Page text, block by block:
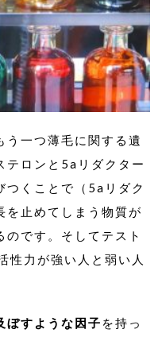
う一つ薄毛に関する遺
テロンと5aリダクター
つくことで（5aリダク
を止めてしまう物質が
です。そしてテスト
性力が強い人と弱い人
ぼすような因子 を持っ